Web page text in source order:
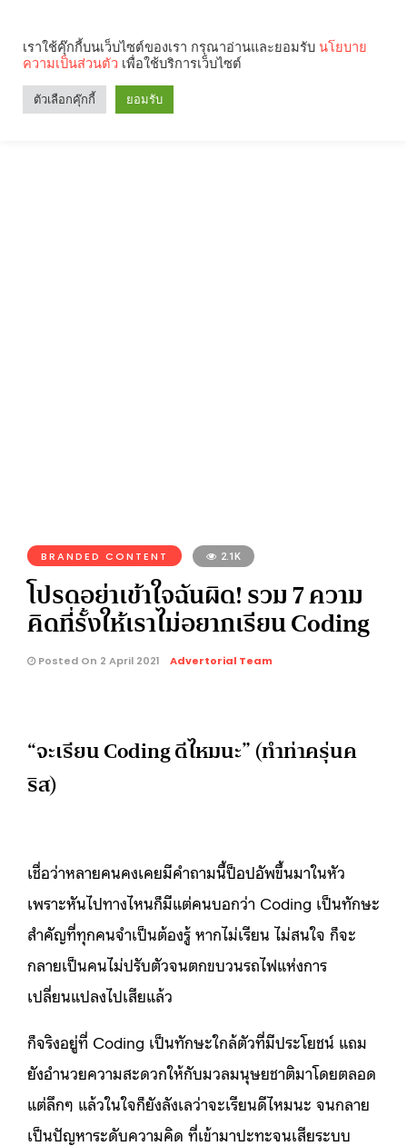
BRANDED CONTENT 2.1K
โปรดอย่าเข้าใจฉันผิด! รวม 7 ความ
คิดที่รั้งให้เราไม่อยากเรียน Coding
Posted On 2 April 2021 Advertorial Team
“จะเรียน Coding ดีไหมนะ” (ทำท่าครุ่นค
ริส)
เชื่อว่าหลายคนคงเคยมีคำถามนี้ป็อปอัพขึ้นมาในหัว
เพราะหันไปทางไหนก็มีแต่คนบอกว่า Coding เป็นทักษะ
สำคัญที่ทุกคนจำเป็นต้องรู้ หากไม่เรียน ไม่สนใจ ก็จะ
กลายเป็นคนไม่ปรับตัวจนตกขบวนรถไฟแห่งการ
เปลี่ยนแปลงไปเสียแล้ว
ก็จริงอยู่ที่ Coding เป็นทักษะใกล้ตัวที่มีประโยชน์ แถม
ยังอำนวยความสะดวกให้กับมวลมนุษยชาติมาโดยตลอด
แต่ลึกๆ แล้วในใจก็ยังลังเลว่าจะเรียนดีไหมนะ จนกลาย
เป็นปัญหาระดับความคิด ที่เข้ามาปะทะจนเสียระบบ
เราใช้คุ๊กกี้บนเว็บไซต์ของเรา กรุณาอ่านและยอมรับ นโยบาย
ความเป็นส่วนตัว เพื่อใช้บริการเว็บไซต์
ตัวเลือกคุ๊กกี้ ยอมรับ